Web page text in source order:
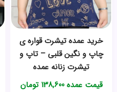
خرید عمده تیشرت قواره ی
چاپ و نگین قلبی – تاپ و
تیشرت زنانه عمده
قیمت عمده138,600 تومان